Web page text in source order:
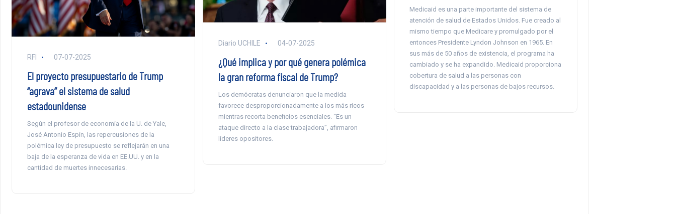
RFI 07-07-2025
El proyecto presupuestario de Trump
“agrava” el sistema de salud
estadounidense
Según el profesor de economía de la U. de Yale,
José Antonio Espín, las repercusiones de la
polémica ley de presupuesto se reflejarán en una
baja de la esperanza de vida en EE.UU. y en la
cantidad de muertes innecesarias.
Diario UCHILE 04-07-2025
¿Qué implica y por qué genera polémica
la gran reforma fiscal de Trump?
Los demócratas denunciaron que la medida
favorece desproporcionadamente a los más ricos
mientras recorta beneficios esenciales. “Es un
ataque directo a la clase trabajadora”, afirmaron
líderes opositores.
Medicaid es una parte importante del sistema de
atención de salud de Estados Unidos. Fue creado al
mismo tiempo que Medicare y promulgado por el
entonces Presidente Lyndon Johnson en 1965. En
sus más de 50 años de existencia, el programa ha
cambiado y se ha expandido. Medicaid proporciona
cobertura de salud a las personas con
discapacidad y a las personas de bajos recursos.